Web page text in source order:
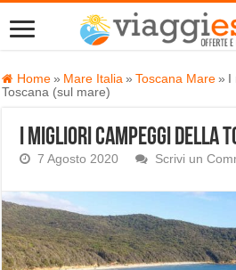
Home » Mare Italia » Toscana Mare »
Toscana (sul mare)
I migliori campeggi della
7 Agosto 2020 Scrivi un